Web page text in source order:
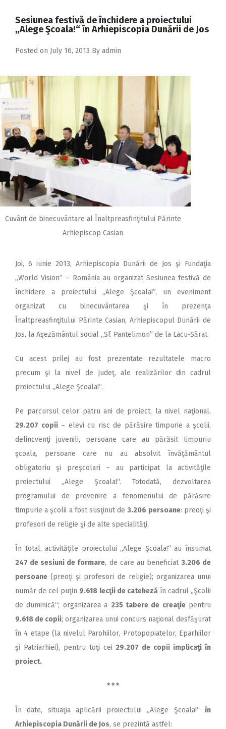
2017
2014
2013
2012
2011
2010
2009
Sesiunea festivă de închidere a proiectului
„Alege Şcoala!“ în Arhiepiscopia Dunării de Jos
Posted on July 16, 2013 By admin
Cuvânt de binecuvântare al Înaltpreasfinţitului Părinte
Arhiepiscop Casian
Joi, 6 iunie 2013, Arhiepiscopia Dunării de Jos şi Fundaţia
,,World Vision” – România au organizat Sesiunea festivă de
închidere a proiectului ,,Alege Şcoala!”, un eveniment
organizat cu binecuvântarea şi în prezenţa
Înaltpreasfinţitului Părinte Casian, Arhiepiscopul Dunării de
Jos, la Aşezământul social „Sf. Pantelimon” de la Lacu-Sărat
Cu acest prilej au fost prezentate rezultatele macro
precum şi la nivel de judeţ, ale realizărilor din cadrul
proiectului „Alege Şcoala!“.
Pe parcursul celor patru ani de proiect, la nivel naţional,
29.207 copii– elevi cu risc de părăsire timpurie a şcolii,
delincvenţi juvenili, persoane care au părăsit timpuriu
şcoala, persoane care nu au absolvit învăţământul
obligatoriu şi preşcolari – au participat la activităţile
proiectului „Alege Şcoala!“. Totodată, dezvoltarea
programului de prevenire a fenomenului de părăsire
timpurie a şcolii a fost susţinut de3.206 persoane: preoţi şi
profesori de religie şi de alte specialităţi.
În total, activităţile proiectului „Alege Şcoala!“ au însumat
247 de sesiuni de formare, de care au beneficiat 3.206 de
persoane (preoţi şi profesori de religie); organizarea unui
număr de cel puţin 9.618 lecţii de cateheză în cadrul „Şcolii
de duminică“; organizarea a 235 tabere de creaţiepentru
9.618 de copii; organizarea unui concurs naţional desfăşurat
în 4 etape (la nivelul Parohiilor, Protopopiatelor, Eparhiilor
şi Patriarhiei), pentru toţi cei 29.207 de copii implicaţi în
proiect.
* * *
În date, situaţia aplicării proiectului „Alege Şcoala!“în
Arhiepiscopia Dunării de Jos, se prezintă astfel: